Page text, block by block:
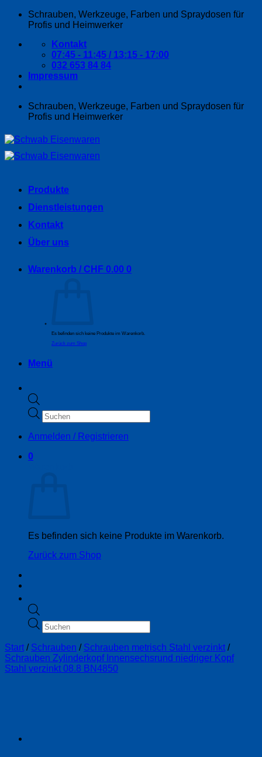
Zum
Schrauben, Werkzeuge, Farben und Spraydosen für
Profis und Heimwerker
Kontakt
07:45 - 11:45 / 13:15 - 17:00
032 653 84 84
Impressum
Schrauben, Werkzeuge, Farben und Spraydosen für
Profis und Heimwerker
Products
search
Anmelden / Registrieren
0
Es befinden sich keine Produkte im Warenkorb.
Zurück zum Shop
Produkte
Dienstleistungen
Kontakt
Über uns
Warenkorb / CHF 0.00 0
Es befinden sich keine Produkte im Warenkorb.
Zurück zum Shop
Menü
Products
search
Start / Schrauben / Schrauben metrisch Stahl verzinkt /
Schrauben Zylinderkopf Innensechsrund niedriger Kopf
Stahl verzinkt 08.8 BN4850